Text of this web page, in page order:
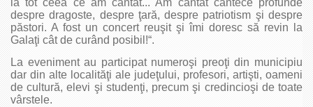
la tot ceea ce am cântat... Am cântat cântece profunde
despre dragoste, despre ţară, despre patriotism şi despre
păstori. A fost un concert reuşit şi îmi doresc să revin la
Galaţi cât de curând posibil!“.
La eveniment au participat numeroşi preoţi din municipiu
dar din alte localităţi ale judeţului, profesori, artişti, oameni
de cultură, elevi şi studenţi, precum şi credincioşi de toate
vârstele.